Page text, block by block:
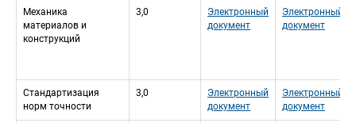
Механика
материалов и
конструкций
3,0
Электронный
документ
Электронный
документ
Стандартизация
норм точности
3,0
Электронный
документ
Электронный
документ